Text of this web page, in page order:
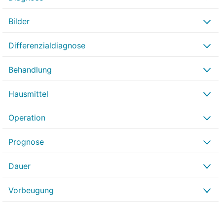
Bilder
Differenzialdiagnose
Behandlung
Hausmittel
Operation
Prognose
Dauer
Vorbeugung